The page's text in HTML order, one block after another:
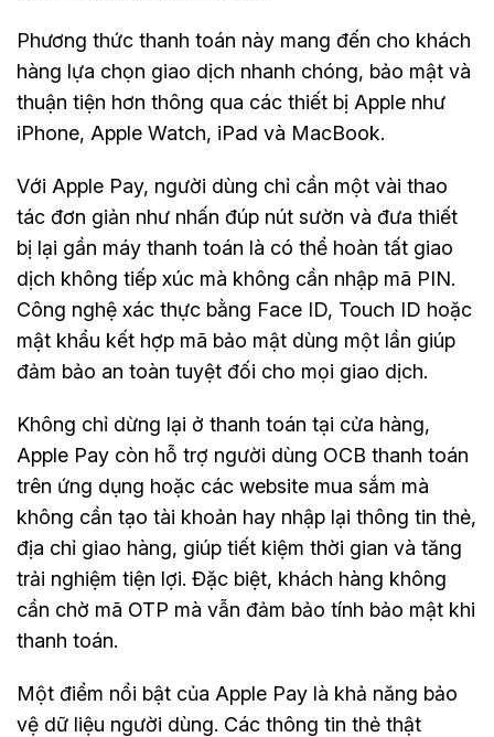
Phương thức thanh toán này mang đến cho khách
hàng lựa chọn giao dịch nhanh chóng, bảo mật và
thuận tiện hơn thông qua các thiết bị Apple như
iPhone, Apple Watch, iPad và MacBook.
Với Apple Pay, người dùng chỉ cần một vài thao
tác đơn giản như nhấn đúp nút sườn và đưa thiết
bị lại gần máy thanh toán là có thể hoàn tất giao
dịch không tiếp xúc mà không cần nhập mã PIN.
Công nghệ xác thực bằng Face ID, Touch ID hoặc
mật khẩu kết hợp mã bảo mật dùng một lần giúp
đảm bảo an toàn tuyệt đối cho mọi giao dịch.
Không chỉ dừng lại ở thanh toán tại cửa hàng,
Apple Pay còn hỗ trợ người dùng OCB thanh toán
trên ứng dụng hoặc các website mua sắm mà
không cần tạo tài khoản hay nhập lại thông tin thẻ,
địa chỉ giao hàng, giúp tiết kiệm thời gian và tăng
trải nghiệm tiện lợi. Đặc biệt, khách hàng không
cần chờ mã OTP mà vẫn đảm bảo tính bảo mật khi
thanh toán.
Một điểm nổi bật của Apple Pay là khả năng bảo
vệ dữ liệu người dùng. Các thông tin thẻ thật